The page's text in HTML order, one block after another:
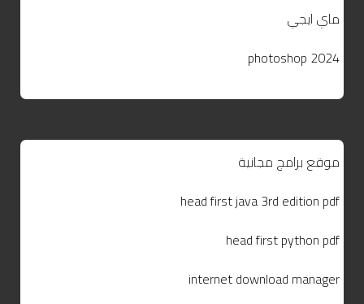
ماي ايجي
photoshop 2024
موقع برامج مجانية
head first java 3rd edition pdf
head first python pdf
internet download manager